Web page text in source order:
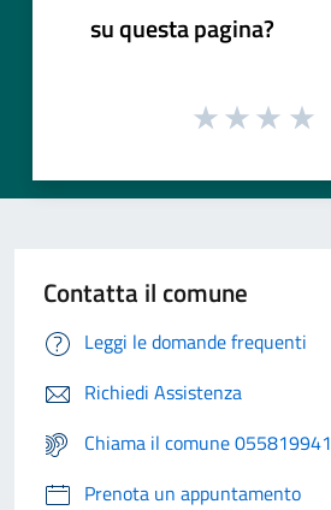
su questa pagina?
Contatta il comune
Leggi le domande frequenti
Richiedi Assistenza
Chiama il comune 055819941
Prenota un appuntamento